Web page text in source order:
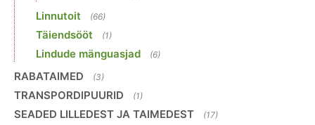
Linnutoit (66)
Täiendsööt (1)
Lindude mänguasjad (6)
RABATAIMED (3)
TRANSPORDIPUURID (1)
SEADED LILLEDEST JA TAIMEDEST (17)